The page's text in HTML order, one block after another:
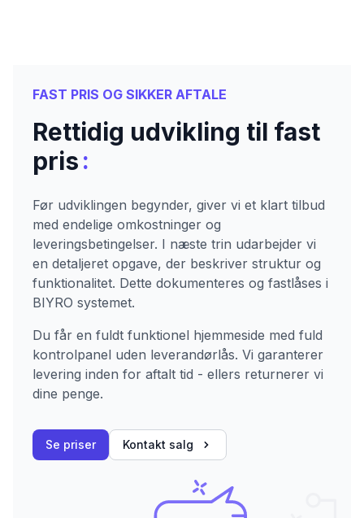
FAST PRIS OG SIKKER AFTALE
Rettidig udvikling til fast
pris:
Før udviklingen begynder, giver vi et klart tilbud
med endelige omkostninger og
leveringsbetingelser. I næste trin udarbejder vi
en detaljeret opgave, der beskriver struktur og
funktionalitet. Dette dokumenteres og fastlåses i
BIYRO systemet.
Du får en fuldt funktionel hjemmeside med fuld
kontrolpanel uden leverandørlås. Vi garanterer
levering inden for aftalt tid - ellers returnerer vi
dine penge.
Se priser Kontakt salg